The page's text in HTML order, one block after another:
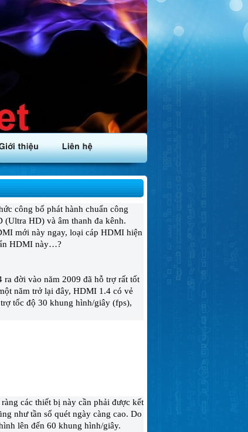
công bố phát hành chuẩn công
HD) và âm thanh đa kênh.
mới này ngay, loại cáp HDMI hiện
HDMI này…?
đời vào năm 2009 đã hỗ trợ rất tốt
năm trở lại đây, HDMI 1.4 có vẻ
tốc độ 30 khung hình/giây (fps),
các thiết bị này cần phải được kết
như tần số quét ngày càng cao. Do
lên đến 60 khung hình/giây.